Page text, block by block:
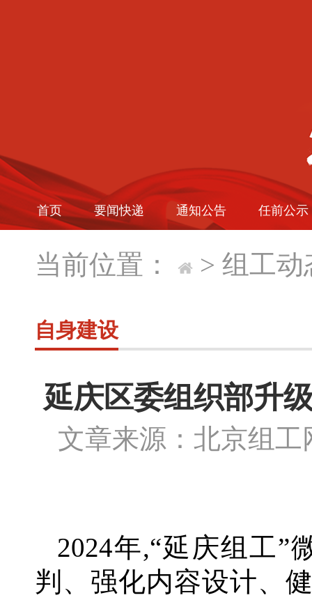
首页 要闻快递 通知公告 任前公示
当前位置： > 组工动
自身建设
延庆区委组织部升
文章来源：北京
2024年,“延庆组工”
判、强化内容设计、